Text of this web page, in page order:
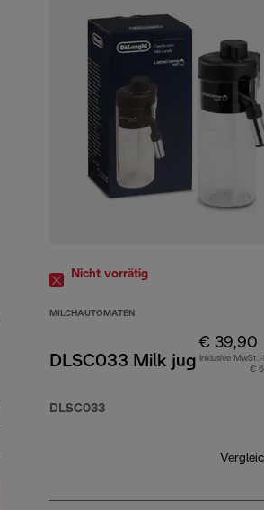
Nicht vorrätig
MILCHAUTOMATEN
DLSC033 Milk jug
DLSC033
€ 39,90
Inklusive
€